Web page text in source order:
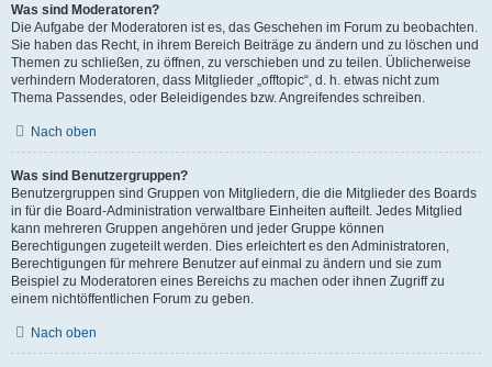
Was sind Moderatoren?
Die Aufgabe der Moderatoren ist es, das Geschehen im Forum zu beobachten.
Sie haben das Recht, in ihrem Bereich Beiträge zu ändern und zu löschen und
Themen zu schließen, zu öffnen, zu verschieben und zu teilen. Üblicherweise
verhindern Moderatoren, dass Mitglieder „offtopic“, d. h. etwas nicht zum
Thema Passendes, oder Beleidigendes bzw. Angreifendes schreiben.
Nach oben
Was sind Benutzergruppen?
Benutzergruppen sind Gruppen von Mitgliedern, die die Mitglieder des Boards
in für die Board-Administration verwaltbare Einheiten aufteilt. Jedes Mitglied
kann mehreren Gruppen angehören und jeder Gruppe können
Berechtigungen zugeteilt werden. Dies erleichtert es den Administratoren,
Berechtigungen für mehrere Benutzer auf einmal zu ändern und sie zum
Beispiel zu Moderatoren eines Bereichs zu machen oder ihnen Zugriff zu
einem nichtöffentlichen Forum zu geben.
Nach oben